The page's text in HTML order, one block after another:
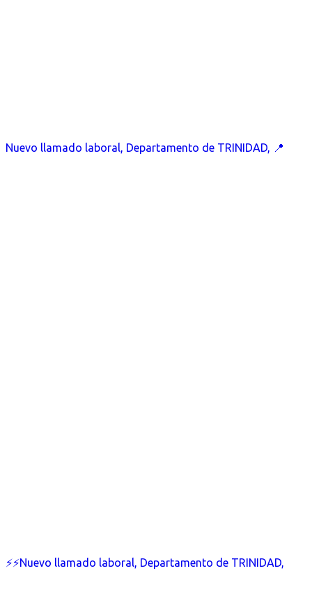
Nuevo llamado laboral, Departamento de TRINIDAD, 📍
⚡⚡Nuevo llamado laboral, Departamento de TRINIDAD,